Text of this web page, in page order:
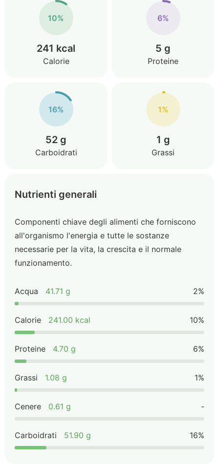
10%
241 kcal
Calorie
6%
5 g
Proteine
16%
52 g
Carboidrati
1%
1 g
Grassi
Nutrienti generali
Componenti chiave degli alimenti che forniscono
all'organismo l'energia e tutte le sostanze
necessarie per la vita, la crescita e il normale
funzionamento.
Acqua 41.71 g 2%
Calorie 241.00 kcal 10%
Proteine 4.70 g 6%
Grassi 1.08 g 1%
Cenere 0.61 g -
Carboidrati 51.90 g 16%